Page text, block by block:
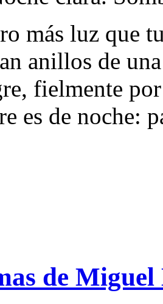
más luz que
anillos de
fielmente
es de noche:
de